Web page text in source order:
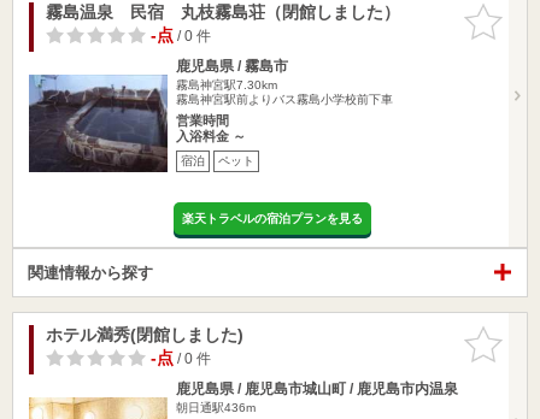
お気に入
りに追加
霧島温泉 民宿 丸枝霧島荘（閉館しました）
-点/ 0 件
鹿児島県 / 霧島市
霧島神宮駅7.30km
霧島神宮駅前よりバス霧島小学校前下車
営業時間
入浴料金 ～
宿泊 ペット
楽天トラベルの宿泊プランを見る
関連情報から探す
お気に入
りに追加
ホテル満秀(閉館しました)
-点/ 0 件
鹿児島県 / 鹿児島市城山町 / 鹿児島市内温泉
朝日通駅436m